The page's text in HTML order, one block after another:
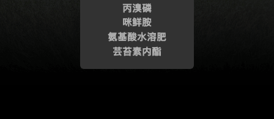
丙溴磷
咪鲜胺
氨基酸水溶肥
芸苔素内酯